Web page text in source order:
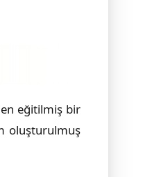
eğitilmiş bir
oluşturulmuş